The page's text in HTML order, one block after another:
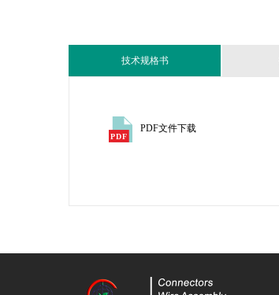
技术规格书
PDF文件下载